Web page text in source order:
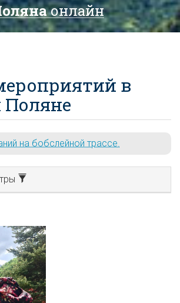
онлайн
в
Поляне
на бобслейной трассе.